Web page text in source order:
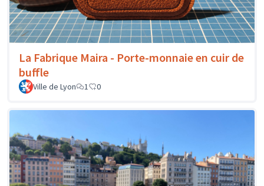
La Fabrique Maira - Porte-monnaie en cuir de
buffle
Ville de Lyon 1 0